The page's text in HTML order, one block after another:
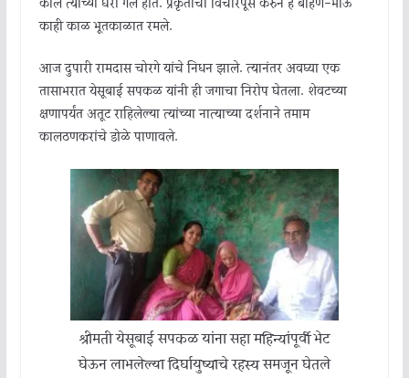
काल त्यांच्या घरी गेले होते. प्रकृतीची विचारपूस करुन हे बहिण-भाऊ
काही काळ भूतकाळात रमले.
आज दुपारी रामदास चोरगे यांचे निधन झाले. त्यानंतर अवघ्या एक
तासाभरात येसूबाई सपकळ यांनी ही जगाचा निरोप घेतला. शेवटच्या
क्षणापर्यंत अतूट राहिलेल्या त्यांच्या नात्याच्या दर्शनाने तमाम
कालठणकरांचे डोळे पाणावले.
श्रीमती येसूबाई सपकळ यांना सहा महिन्यांपूर्वी भेट
घेऊन लाभलेल्या दिर्घायुष्याचे रहस्य समजून घेतले